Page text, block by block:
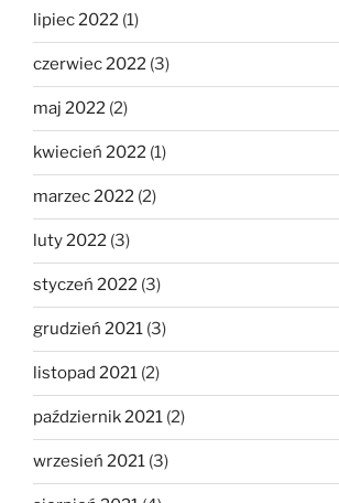
lipiec 2022 (1)
czerwiec 2022 (3)
maj 2022 (2)
kwiecień 2022 (1)
marzec 2022 (2)
luty 2022 (3)
styczeń 2022 (3)
grudzień 2021 (3)
listopad 2021 (2)
październik 2021 (2)
wrzesień 2021 (3)